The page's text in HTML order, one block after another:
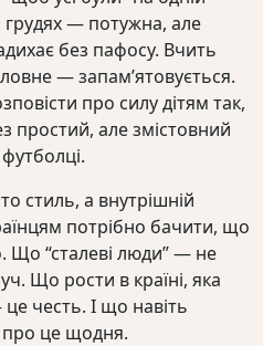
грудях — потужна, але
без пафосу. Вчить
— запам’ятовується.
про силу дітям так,
простий, але змістовний
стиль, а внутрішній
потрібно бачити, що
Що “сталеві люди” — не
Що рости в країні, яка
честь. І що навіть
це щодня.